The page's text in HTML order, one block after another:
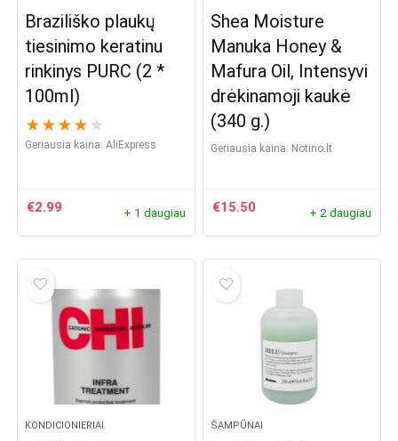
Braziliško plaukų
tiesinimo keratinu
rinkinys PURC (2 *
100ml)
★ ★ ★ ★ ★
Geriausia kaina: AliExpress
€2.99 + 1 daugiau
Shea Moisture
Manuka Honey &
Mafura Oil, Intensyvi
drėkinamoji kaukė
(340 g.)
Geriausia kaina: notino.lt
€15.50 + 2 daugiau
KONDICIONIERIAI ŠAMPŪNAI